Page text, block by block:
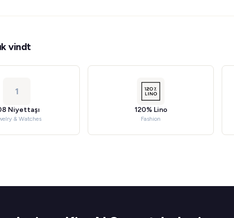
vindt
1
Niyettaşı
& Watches
120% Lino
Fashion